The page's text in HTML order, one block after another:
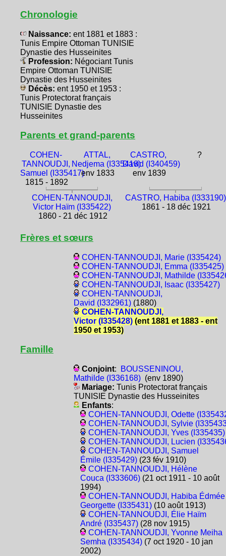
Chronologie
Naissance: ent 1881 et 1883 :
Tunis Empire Ottoman TUNISIE
Dynastie des Husseinites
Profession: Négociant Tunis
Empire Ottoman TUNISIE
Dynastie des Husseinites
Décès: ent 1950 et 1953 :
Tunis Protectorat français
TUNISIE Dynastie des
Husseinites
Parents et grand-parents
COHEN-
TANNOUDJI,
Samuel (I335417)
1815 - 1892
ATTAL,
Nedjema (I335418)
env 1833
CASTRO,
David (I340459)
env 1839
?
COHEN-TANNOUDJI,
Victor Haïm (I335422)
1860 - 21 déc 1912
CASTRO, Habiba (I333190)
1861 - 18 déc 1921
Frères et sœurs
COHEN-TANNOUDJI, Marie (I335424)
COHEN-TANNOUDJI, Emma (I335425)
COHEN-TANNOUDJI, Mathilde
COHEN-TANNOUDJI, Isaac (I335427)
COHEN-TANNOUDJI,
David (I332961)(1880)
COHEN-TANNOUDJI,
Victor (I335428)(ent 1881 et 1883 - ent
1950 et 1953)
Famille
Conjoint:
BOUSSENINOU,
Mathilde (I336168)(env 1890)
Mariage: Tunis Protectorat français
TUNISIE Dynastie des Husseinites
Enfants:
COHEN-TANNOUDJI, Odette
COHEN-TANNOUDJI, Sylvie
COHEN-TANNOUDJI, Yves (I335435)
COHEN-TANNOUDJI, Lucien
COHEN-TANNOUDJI, Samuel
Émile (I335429)(23 fév 1910)
COHEN-TANNOUDJI, Hélène
Couca (I333606)(21 oct 1911 - 10 août
1994)
COHEN-TANNOUDJI, Habiba Édmée
Georgette (I335431)(10 août 1913)
COHEN-TANNOUDJI, Élie Haïm
André (I335437)(28 nov 1915)
COHEN-TANNOUDJI, Yvonne Meiha
Semha (I335434)(7 oct 1920 - 10 jan
2002)